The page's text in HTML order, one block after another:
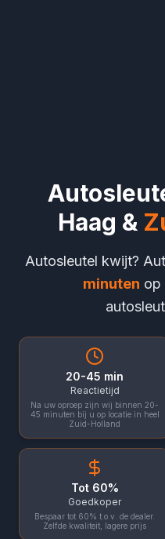
Haag &
Autosleutel kwijt?
minuten op
20-45 min
Reactietijd
Na uw oproep zijn wij binnen 20-
45 minuten bij u op locatie in heel
Zuid-Holland
Tot 60%
Goedkoper
Bespaar tot 60% t.o.v. de dealer.
Zelfde kwaliteit, lagere prijs